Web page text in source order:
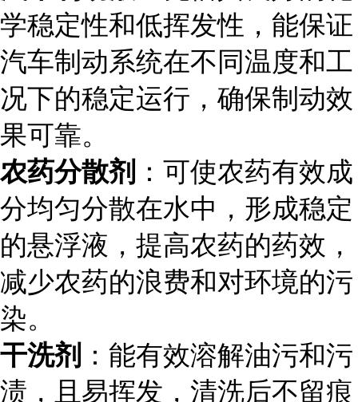
学稳定性和低挥发性，能保证
汽车制动系统在不同温度和工
况下的稳定运行，确保制动效
果可靠。
农药分散剂 ：可使农药有效成
分均匀分散在水中，形成稳定
的悬浮液，提高农药的药效，
减少农药的浪费和对环境的污
染。
干洗剂 ：能有效溶解油污和污
渍，且易挥发，清洗后不留痕